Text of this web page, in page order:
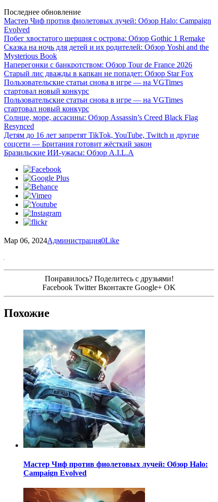
Последнее обновление
Мастер Чиф против фиолетовых лучей: Обзор Halo: Campaign
Evolved
Побег хвостатого шершня с острова: Обзор Gothic 1 Remake
Сказка на ночь для детей и их родителей: Обзор Yoshi and the
Mysterious Book
Наперегонки с банкротством: Обзор Tour de France 2026
Старый лис дважды в капкан не попадет: Обзор Star Fox
Пользовательские статьи снова в игре — на VGTimes
стартовал новый конкурс
Пользовательские статьи снова в игре — на VGTimes
стартовал новый конкурс
Солнце, море, ассасины: Обзор Assassin’s Creed Black Flag
Resynced
Детям до 16 лет запретят TikTok, YouTube, Twitch и другие
соцсети — Британия готовит жёсткий закон
Бразильские ИИ-ужасы: Обзор A.I.L.A
Мар 06, 2024Администрация0Like
Понравилось? Поделитесь с друзьями!
Facebook Twitter Вконтакте Google+ OK
Похожие
Мастер Чиф против фиолетовых лучей: Обзор Halo:
Campaign Evolved